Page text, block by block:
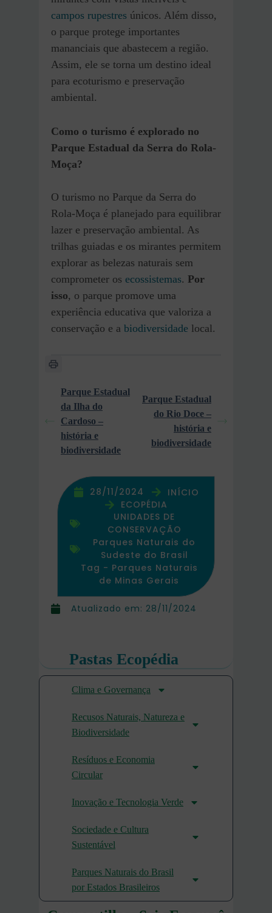
Atualizado em: 28/11/2024
campos rupestres únicos. Além disso,
o parque protege importantes
mananciais que abastecem a região.
Assim, ele se torna um destino ideal
para ecoturismo e preservação
ambiental.
Como o turismo é explorado no
Parque Estadual da Serra do Rola-
Moça?
O turismo no Parque da Serra do
Rola-Moça é planejado para equilibrar
lazer e preservação ambiental. As
trilhas guiadas e os mirantes permitem
explorar as belezas naturais sem
comprometer os ecossistemas. Por
isso, o parque promove uma
experiência educativa que valoriza a
conservação e a biodiversidade local.
Parque Estadual
da Ilha do
Cardoso –
história e
biodiversidade
Parque Estadual
do Rio Doce –
história e
biodiversidade
28/11/2024
INÍCIO
ECOPÉDIA
UNIDADES DE
CONSERVAÇÃO
Parques Naturais do
Sudeste do Brasil
Tag - Parques Naturais
de Minas Gerais
Pastas Ecopédia
Clima e Governança
Recusos Naturais, Natureza e
Biodiversidade
Resíduos e Economia
Circular
Inovação e Tecnologia Verde
Sociedade e Cultura
Sustentável
Parques Naturais do Brasil
por Estados Brasileiros